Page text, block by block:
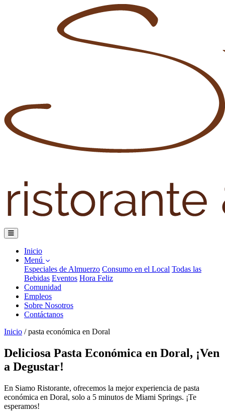
Inicio
Menú
Especiales de Almuerzo Consumo en el Local Todas las
Bebidas Eventos Hora Feliz
Comunidad
Empleos
Sobre Nosotros
Contáctanos
Inicio / pasta económica en Doral
Deliciosa Pasta Económica en Doral, ¡Ven
a Degustar!
En Siamo Ristorante, ofrecemos la mejor experiencia de pasta
económica en Doral, solo a 5 minutos de Miami Springs. ¡Te
esperamos!